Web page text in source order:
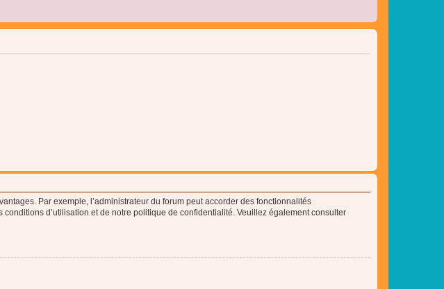
Par exemple, l’administrateur du forum peut accorder des fonctionnalités
d’utilisation et de notre politique de confidentialité. Veuillez également consulter